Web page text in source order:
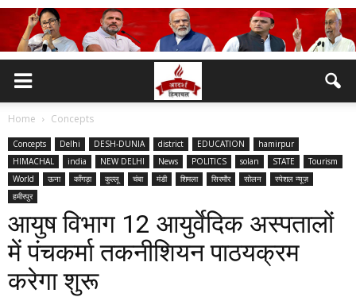
Home Concepts
Concepts Delhi DESH-DUNIA district EDUCATION
hamirpur
HIMACHAL
india NEW DELHI News POLITICS solan STATE
Tourism
World
ऊना काँगड़ा कुल्लू चंबा मंडी शिमला सिरमौर सोलन
स्पेशल न्यूज़
हमीरपुर
आयुष विभाग 12 आयुर्वेदिक अस्पतालों
में पंचकर्मा तकनीशियन पाठयक्रम
करेगा शुरू